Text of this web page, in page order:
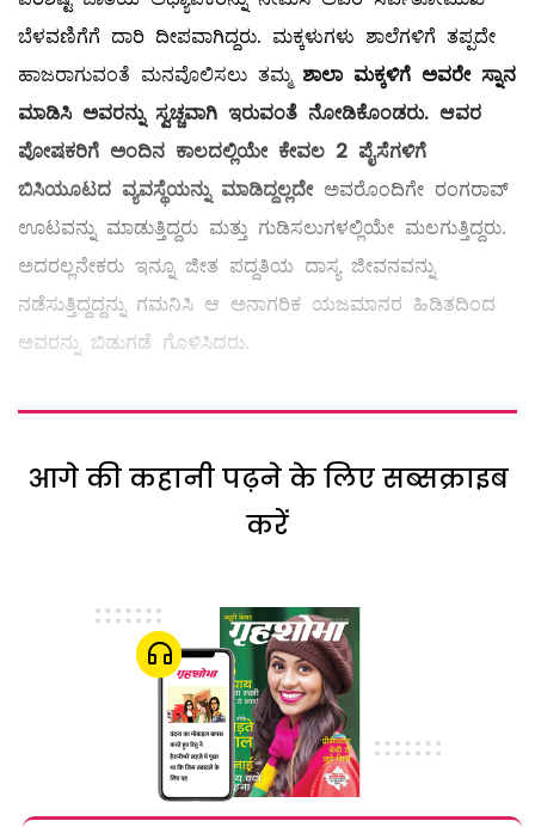
ಬೆಳವಣಿಗೆಗೆ ದಾರಿ ದೀಪವಾಗಿದ್ದರು. ಮಕ್ಕಳುಗಳು ಶಾಲೆಗಳಿಗೆ ತಪ್ಪದೇ
ಹಾಜರಾಗುವಂತೆ ಮನವೊಲಿಸಲು ತಮ್ಮಶಾಲಾ ಮಕ್ಕಳಿಗೆ ಅವರೇ ಸ್ನಾನ
ಮಾಡಿಸಿ ಅವರನ್ನು ಸ್ವಚ್ಚವಾಗಿ ಇರುವಂತೆ ನೋಡಿಕೊಂಡರು. ಆವರ
ಪೋಷಕರಿಗೆ ಅಂದಿನ ಕಾಲದಲ್ಲಿಯೇ ಕೇವಲ 2 ಪೈಸೆಗಳಿಗೆ
ಬಿಸಿಯೂಟದ ವ್ಯವಸ್ಥೆಯನ್ನು ಮಾಡಿದ್ದಲ್ಲದೇಅವರೊಂದಿಗೇ ರಂಗರಾವ್
ಊಟವನ್ನು ಮಾಡುತ್ತಿದ್ದರು ಮತ್ತು ಗುಡಿಸಲುಗಳಲ್ಲಿಯೇ ಮಲಗುತ್ತಿದ್ದರು.
ಅದರಲ್ಲನೇಕರು ಇನ್ನೂ ಜೀತ ಪದ್ದತಿಯ ದಾಸ್ಯ ಜೀವನವನ್ನು
ನಡೆಸುತ್ತಿದ್ದದ್ದನ್ನು ಗಮನಿಸಿ ಆ ಅನಾಗರಿಕ ಯಜಮಾನರ ಹಿಡಿತದಿಂದ
ಅವರನ್ನು ಬಿಡುಗಡೆ ಗೊಳಿಸಿದರು.
आगे की कहानी पढ़ने के लिए सब्सक्राइब
करें